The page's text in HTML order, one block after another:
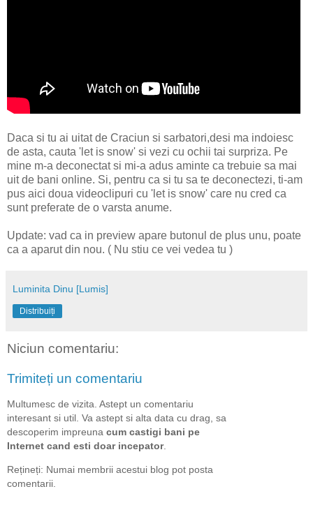
Daca si tu ai uitat de Craciun si sarbatori,desi ma indoiesc
de asta, cauta 'let is snow' si vezi cu ochii tai surpriza. Pe
mine m-a deconectat si mi-a adus aminte ca trebuie sa mai
uit de bani online. Si, pentru ca si tu sa te deconectezi, ti-am
pus aici doua videoclipuri cu 'let is snow' care nu cred ca
sunt preferate de o varsta anume.
Update: vad ca in preview apare butonul de plus unu, poate
ca a aparut din nou. ( Nu stiu ce vei vedea tu )
Luminita Dinu [Lumis]
Distribuiți
Niciun comentariu:
Trimiteți un comentariu
Multumesc de vizita. Astept un comentariu
interesant si util. Va astept si alta data cu drag, sa
descoperim impreuna cum castigi bani pe
Internet cand esti doar incepator.
Rețineți: Numai membrii acestui blog pot posta
comentarii.